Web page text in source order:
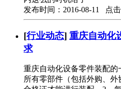
发布时间：2016-08-11 点
[行业动态] 重庆自动化
求
重庆自动化设备零件装配
所有零部件（包括外购、